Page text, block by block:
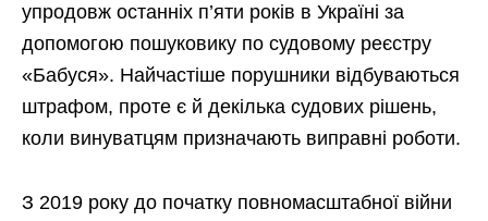
упродовж останніх п’яти років в Україні за
допомогою пошуковику по судовому реєстру
«Бабуся». Найчастіше порушники відбуваються
штрафом, проте є й декілька судових рішень,
коли винуватцям призначають виправні роботи.
З 2019 року до початку повномасштабної війни